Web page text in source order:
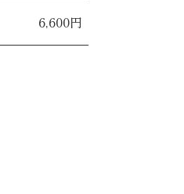
6,600円